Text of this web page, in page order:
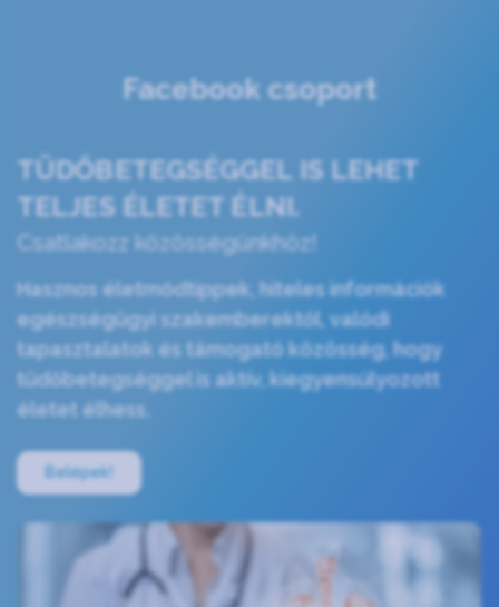
Facebook csoport
TÜDŐBETEGSÉGGEL IS LEHET
TELJES ÉLETET ÉLNI.
Csatlakozz közösségünkhöz!
Hasznos életmódtippek, hiteles információk
egészségügyi szakemberektől, valódi
tapasztalatok és támogató közösség, hogy
tüdőbetegséggel is aktív, kiegyensúlyozott
életet élhess.
Belépek!